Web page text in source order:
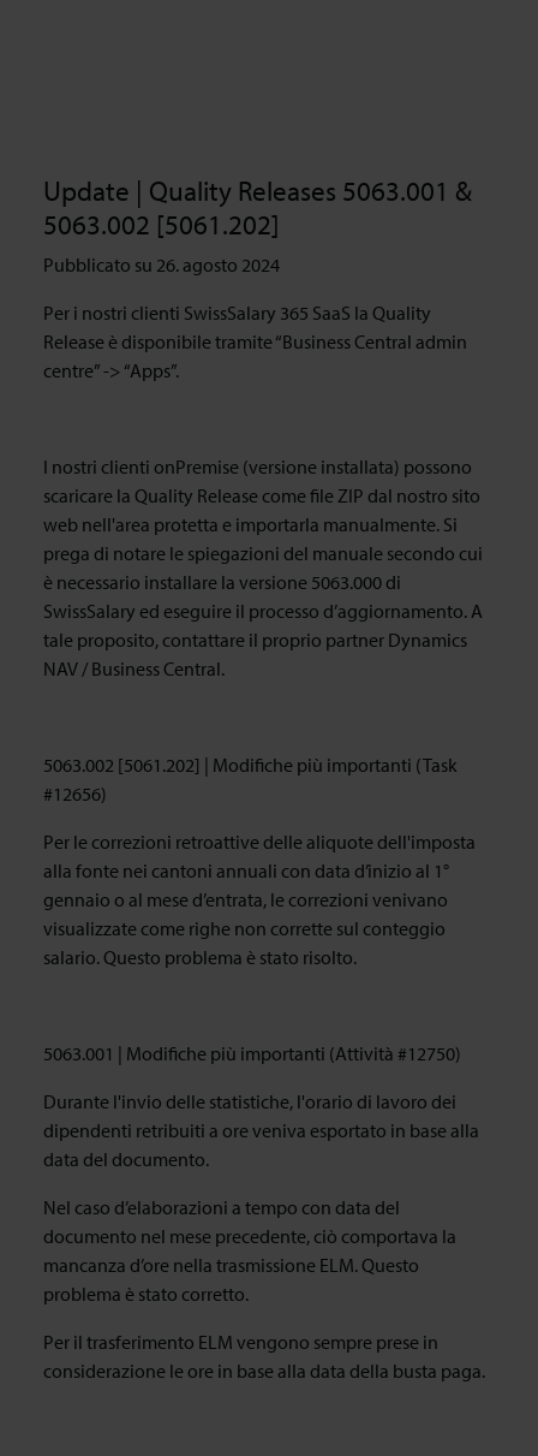
Update | Quality Releases 5063.001 &
5063.002 [5061.202]
Pubblicato su 26. agosto 2024
Per i nostri clienti SwissSalary 365 SaaS la Quality
Release è disponibile tramite “Business Central admin
centre” -> “Apps”.
I nostri clienti onPremise (versione installata) possono
scaricare la Quality Release come file ZIP dal nostro sito
web nell'area protetta e importarla manualmente. Si
prega di notare le spiegazioni del manuale secondo cui
è necessario installare la versione 5063.000 di
SwissSalary ed eseguire il processo d’aggiornamento. A
tale proposito, contattare il proprio partner Dynamics
NAV / Business Central.
5063.002 [5061.202] | Modifiche più importanti (Task
#12656)
Per le correzioni retroattive delle aliquote dell'imposta
alla fonte nei cantoni annuali con data d’inizio al 1°
gennaio o al mese d’entrata, le correzioni venivano
visualizzate come righe non corrette sul conteggio
salario. Questo problema è stato risolto.
5063.001 | Modifiche più importanti (Attività #12750)
Durante l'invio delle statistiche, l'orario di lavoro dei
dipendenti retribuiti a ore veniva esportato in base alla
data del documento.
Nel caso d’elaborazioni a tempo con data del
documento nel mese precedente, ciò comportava la
mancanza d’ore nella trasmissione ELM. Questo
problema è stato corretto.
Per il trasferimento ELM vengono sempre prese in
considerazione le ore in base alla data della busta paga.